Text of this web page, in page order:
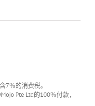
7％的消费税。
Pte Ltd的100％付款，